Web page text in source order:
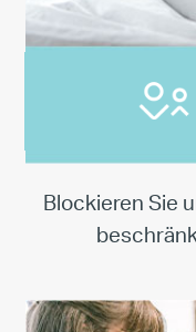
Blockieren Sie